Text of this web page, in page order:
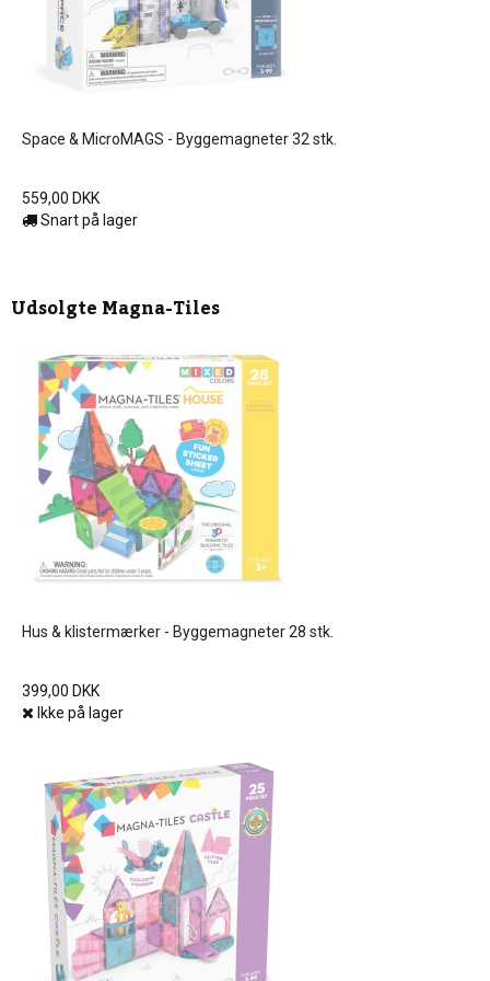
Space & MicroMAGS - Byggemagneter 32 stk.
559,00 DKK
Snart på lager
UdsolgteMagna-Tiles
Hus & klistermærker - Byggemagneter 28 stk.
399,00 DKK
Ikke på lager